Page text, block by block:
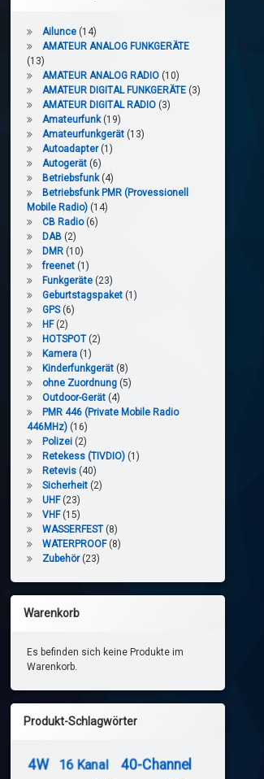
Ailunce (14)
AMATEUR ANALOG FUNKGERÄTE
(13)
AMATEUR ANALOG RADIO (10)
AMATEUR DIGITAL FUNKGERÄTE (3)
AMATEUR DIGITAL RADIO (3)
Amateurfunk (19)
Amateurfunkgerät (13)
Autoadapter (1)
Autogerät (6)
Betriebsfunk (4)
Betriebsfunk PMR (Provessionell
Mobile Radio) (14)
CB Radio (6)
DAB (2)
DMR (10)
freenet (1)
Funkgeräte (23)
Geburtstagspaket (1)
GPS (6)
HF (2)
HOTSPOT (2)
Kamera (1)
Kinderfunkgerät (8)
ohne Zuordnung (5)
Outdoor-Gerät (4)
PMR 446 (Private Mobile Radio
446MHz) (16)
Polizei (2)
Retekess (TIVDIO) (1)
Retevis (40)
Sicherheit (2)
UHF (23)
VHF (15)
WASSERFEST (8)
WATERPROOF (8)
Zubehör (23)
Warenkorb
Es befinden sich keine Produkte im
Warenkorb.
Produkt-Schlagwörter
4W 16 Kanal
40-Channel